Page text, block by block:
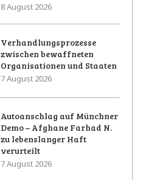
8 August 2026
Verhandlungsprozesse
zwischen bewaffneten
Organisationen und Staaten
7 August 2026
Autoanschlag auf Münchner
Demo – Afghane Farhad N.
zu lebenslanger Haft
verurteilt
7 August 2026